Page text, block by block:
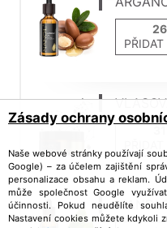
Zásady ochrany
Naše webové stránky používají
Google) – za účelem zajištění
personalizace obsahu a reklam.
může společnost Google
účinnosti. Pokud neudělíte
Nastavení cookies můžete kdykoli